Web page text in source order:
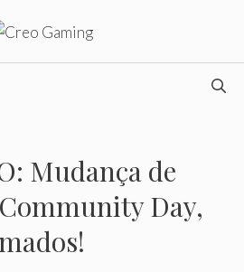
Mudança de
Day,